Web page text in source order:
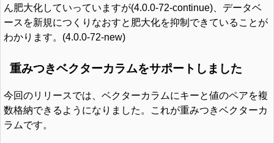
ん肥大化していっていますが(4.0.0-72-continue)、データベ
ースを新規につくりなおすと肥大化を抑制できていることが
わかります。(4.0.0-72-new)
重みつきベクターカラムをサポートしました
今回のリリースでは、ベクターカラムにキーと値のペアを複
数格納できるようになりました。これが重みつきベクターカ
ラムです。